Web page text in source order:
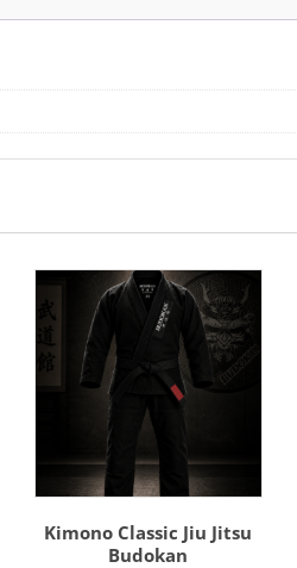
Kimono Classic Jiu Jitsu
Budokan